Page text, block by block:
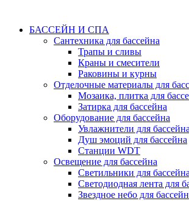
БАССЕЙН И СПА
Сантехника для бассейна
Трапы и сливы
Краны и смесители
Раковины и курны
Отделочные материалы для
Мозаика, плитка для
Затирка для бассейна
Оборудование для бассейна
Увлажнители для бассейна
Душ эмоций для бассейна
Станции WDT
Освещение для бассейна
Светильники для бассейна
Светодиодная лента для
Звездное небо для